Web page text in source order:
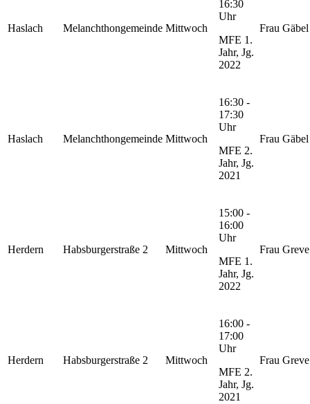
Haslach Melanchthongemeinde Mittwoch
16:30
Uhr
MFE 1.
Jahr, Jg.
2022
Frau Gäbel
Haslach Melanchthongemeinde Mittwoch
16:30 -
17:30
Uhr
MFE 2.
Jahr, Jg.
2021
Frau Gäbel
Herdern Habsburgerstraße 2 Mittwoch
15:00 -
16:00
Uhr
MFE 1.
Jahr, Jg.
2022
Frau Greve
Herdern Habsburgerstraße 2 Mittwoch
16:00 -
17:00
Uhr
MFE 2.
Jahr, Jg.
2021
Frau Greve